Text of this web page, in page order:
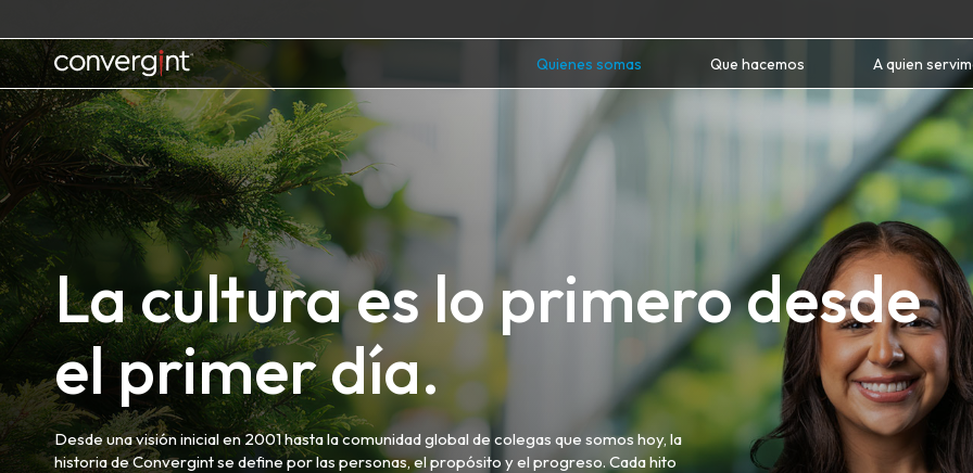
to
contentHome Quienes somas Que hacemos A quien
La cultura es lo primero desde
el primer día.
Desde una visión inicial en 2001 hasta la comunidad global de colegas que somos hoy, la
historia de Convergint se define por las personas, el propósito y el progreso. Cada hito